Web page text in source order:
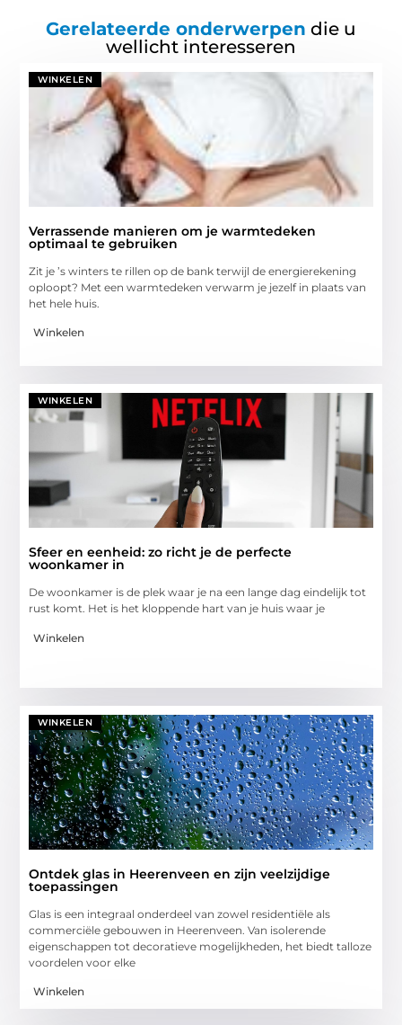
Gerelateerde onderwerpen die u
wellicht interesseren
WINKELEN
Verrassende manieren om je warmtedeken
optimaal te gebruiken
Zit je ’s winters te rillen op de bank terwijl de energierekening
oploopt? Met een warmtedeken verwarm je jezelf in plaats van
het hele huis.
Winkelen
WINKELEN
Sfeer en eenheid: zo richt je de perfecte
woonkamer in
De woonkamer is de plek waar je na een lange dag eindelijk tot
rust komt. Het is het kloppende hart van je huis waar je
Winkelen
WINKELEN
Ontdek glas in Heerenveen en zijn veelzijdige
toepassingen
Glas is een integraal onderdeel van zowel residentiële als
commerciële gebouwen in Heerenveen. Van isolerende
eigenschappen tot decoratieve mogelijkheden, het biedt talloze
voordelen voor elke
Winkelen